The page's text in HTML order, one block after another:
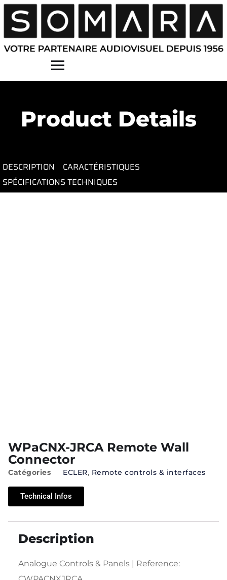
Product Details
DESCRIPTION
CARACTÉRISTIQUES
SPÉCIFICATIONS TECHNIQUES
WPaCNX-JRCA Remote Wall
Connector
Catégories ECLER, Remote controls & interfaces
Technical Infos
Description
Analogue Controls & Panels | Reference: